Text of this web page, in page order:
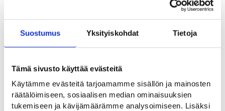
Suostumus Yksityiskohdat Tietoja
Tämä sivusto käyttää evästeitä
Käytämme evästeitä tarjoamamme sisällön ja mainosten
räätälöimiseen, sosiaalisen median ominaisuuksien
tukemiseen ja kävijämäärämme analysoimiseen. Lisäksi
Työttömyysaste vaihtelee huomattavasti kunnittain Pohjois-
Pohjanmaalla. Oulun osuus työttömien määrä kasvusta on
huomattava. Pitkittynyt matalasuhdanne kasvattaa
Vapaan työvoiman määrä on työmarkkinoilla lisääntynyt –
nousukaudella. Useissa ammattiryhmissä tilanne on pääosin
tasapainossa.